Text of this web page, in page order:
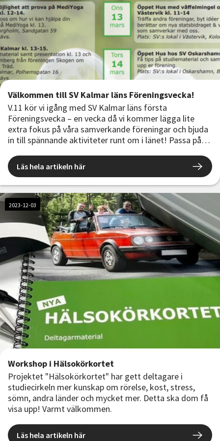
Välkommen till SV Kalmar läns Föreningsvecka!
V.11 kör vi igång med SV Kalmar läns första
Föreningsvecka – en vecka då vi kommer lägga lite
extra fokus på våra samverkande föreningar och bjuda
in till spännande aktiviteter runt om i länet! Passa på
föreningar, delta på föreläsningar och få inspiration
samt tips på studiematerial!
Läs hela artikeln här
2023-12-03
Workshop i Hälsokörkortet
Projektet "Hälsokörkortet" har gett deltagare i
studiecirkeln mer kunskap om rörelse, kost, stress,
sömn, andra länder och mycket mer. Detta ska dom få
visa upp! Varmt välkommen.
Läs hela artikeln här